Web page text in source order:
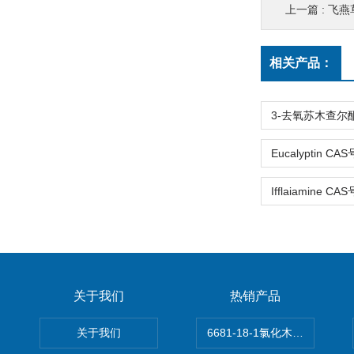
上一篇 : 飞燕草
相关产品：
关于我们
关于我们
热销产品
6681-18-1氯化木兰花碱